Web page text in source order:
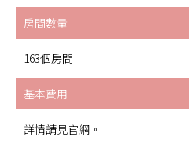
房間數量
163個房間
基本費用
詳情請見官網。